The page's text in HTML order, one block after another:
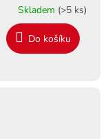
Skladem (>5 ks)
Do košíku